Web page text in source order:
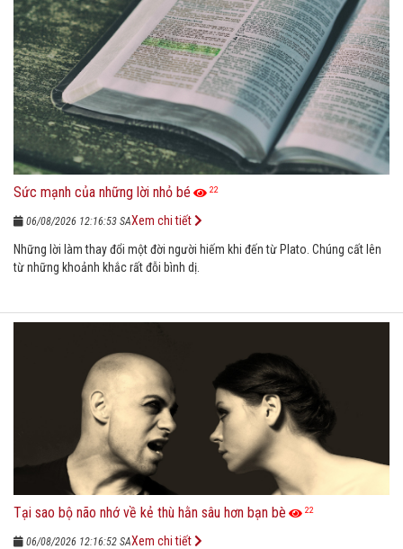
Sức mạnh của những lời nhỏ bé 22
06/08/2026 12:16:53 SA
Những lời làm thay đổi một đời người hiếm khi đến từ Plato. Chúng cất lên
từ những khoảnh khắc rất đỗi bình dị.
Xem chi tiết
Tại sao bộ não nhớ về kẻ thù hằn sâu hơn bạn bè 22
06/08/2026 12:16:52 SAXem chi tiết